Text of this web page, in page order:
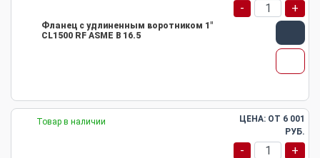
Фланец с удлиненным воротником 1"
CL1500 RF ASME B 16.5
- +
Товар в наличии ЦЕНА: ОТ 6 001
РУБ.
- +